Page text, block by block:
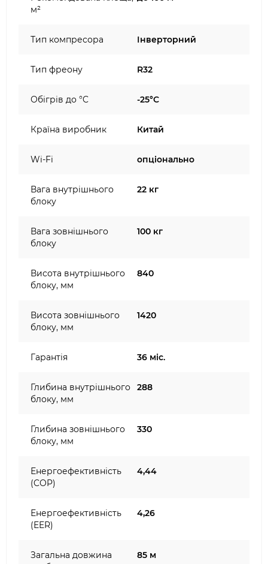
м²
Тип компресора Інверторний
Тип фреону R32
Обігрів до °C -25°C
Країна виробник Китай
Wi-Fi опціонально
Вага внутрішнього
блоку
22 кг
Вага зовнішнього
блоку
100 кг
Висота внутрішнього
блоку, мм
840
Висота зовнішнього
блоку, мм
1420
Гарантія 36 міс.
Глибина внутрішнього
блоку, мм
288
Глибина зовнішнього
блоку, мм
330
Енергоефективність
(COP)
4,44
Енергоефективність
(EER)
4,26
Загальна довжина
85 м